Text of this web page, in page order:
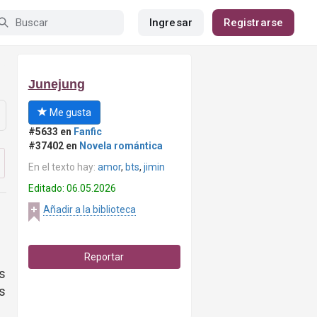
Ingresar Registrarse
Junejung
Me gusta
#5633 en Fanfic
#37402 en Novela romántica
En el texto hay: amor, bts, jimin
Editado: 06.05.2026
Añadir a la biblioteca
Reportar